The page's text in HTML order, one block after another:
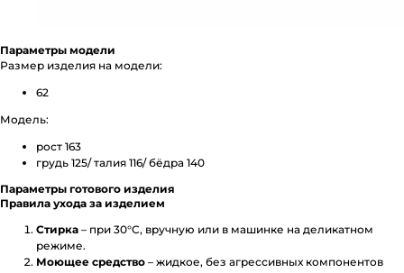
Параметры модели
Размер изделия на модели:
62
Модель:
рост 163
грудь 125/ талия 116/ бёдра 140
Параметры готового изделия
Правила ухода за изделием
Стирка – при 30°C, вручную или в машинке на деликатном
режиме.
Моющее средство – жидкое, без агрессивных компонентов